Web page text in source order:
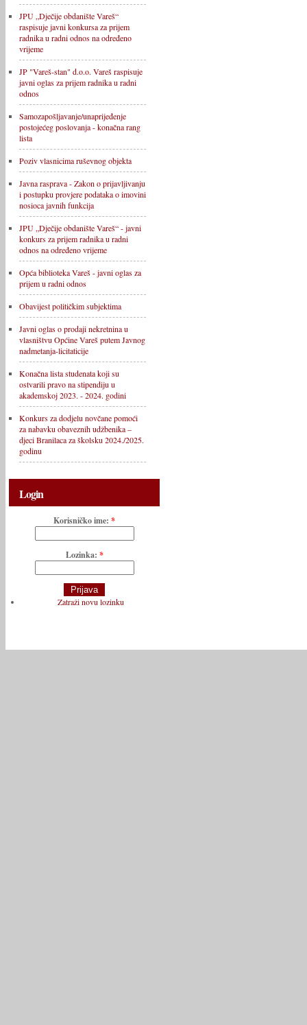
JPU „Dječije obdanište Vareš“
raspisuje javni konkursa za prijem
radnika u radni odnos na određeno
vrijeme
JP "Vareš-stan" d.o.o. Vareš raspisuje
javni oglas za prijem radnika u radni
odnos
Samozapošljavanje/unaprijeđenje
postojećeg poslovanja - konačna rang
lista
Poziv vlasnicima ruševnog objekta
Javna rasprava - Zakon o prijavljivanju
i postupku provjere podataka o imovini
nosioca javnih funkcija
JPU „Dječije obdanište Vareš“ - javni
konkurs za prijem radnika u radni
odnos na određeno vrijeme
Opća biblioteka Vareš - javni oglas za
prijem u radni odnos
Obavijest političkim subjektima
Javni oglas o prodaji nekretnina u
vlasništvu Općine Vareš putem Javnog
nadmetanja-licitaticije
Konačna lista studenata koji su
ostvarili pravo na stipendiju u
akademskoj 2023. - 2024. godini
Konkurs za dodjelu novčane pomoći
za nabavku obaveznih udžbenika –
djeci Branilaca za školsku 2024./2025.
godinu
Login
Korisničko ime: *
Lozinka: *
Zatraži novu lozinku